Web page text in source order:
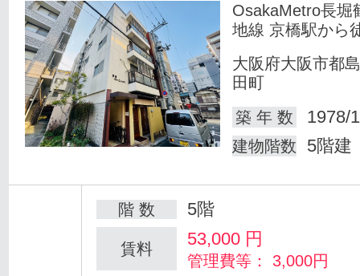
OsakaMetro長堀
地線 京橋駅から
大阪府大阪市都
田町
築 年 数
1978/
建物階数 5階建
階 数 5階
賃料 53,000 円
管理費等： 3,000円